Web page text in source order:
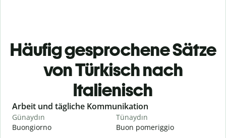
Häufig gesprochene Sätze
von Türkisch nach
Italienisch
Slide 1 of 6
Arbeit und tägliche Kommunikation
Günaydın
Buongiorno
Tünaydın
Buon pomeriggio